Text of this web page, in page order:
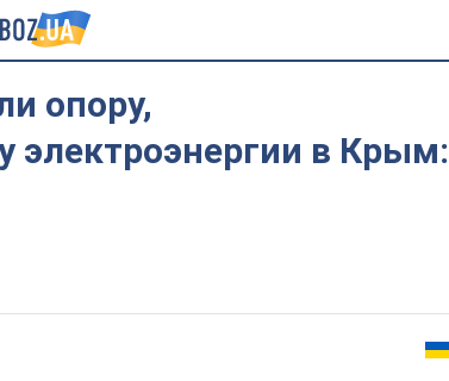
опору,
в Крым: